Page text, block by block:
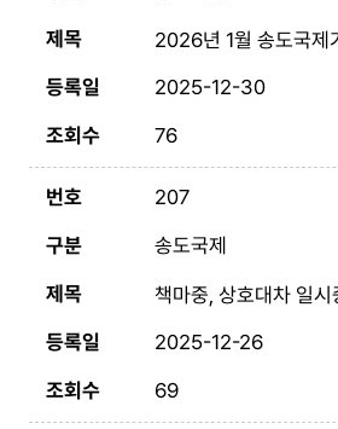
2025-12-30
76
207
송도국제
2025-12-26
69